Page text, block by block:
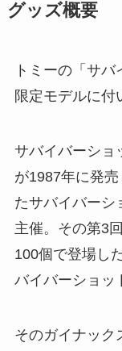
グッズ概要
トミーの「サ
限定モデルに付
サバイバーショ
が1987年に発
たサバイバーシ
主催。その第3
100個で登場し
バイバーショッ
そのガイナック